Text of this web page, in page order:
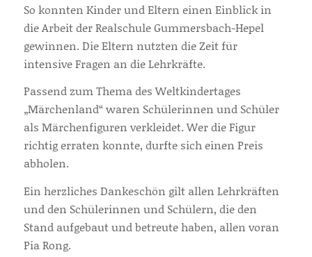
So konnten Kinder und Eltern einen Einblick in
die Arbeit der Realschule Gummersbach-Hepel
gewinnen. Die Eltern nutzten die Zeit für
intensive Fragen an die Lehrkräfte.
Passend zum Thema des Weltkindertages
„Märchenland“ waren Schülerinnen und Schüler
als Märchenfiguren verkleidet. Wer die Figur
richtig erraten konnte, durfte sich einen Preis
abholen.
Ein herzliches Dankeschön gilt allen Lehrkräften
und den Schülerinnen und Schülern, die den
Stand aufgebaut und betreute haben, allen voran
Pia Rong.